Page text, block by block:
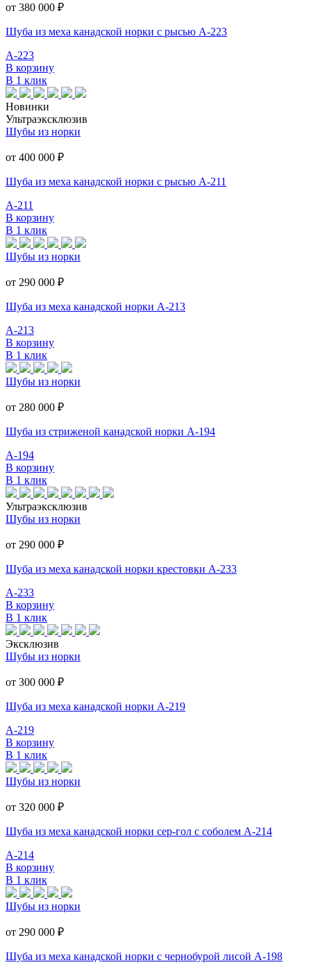
от 380 000 ₽
Шуба из меха канадской норки с рысью А-223
А-223
В корзину
В 1 клик
Новинки
Ультраэксклюзив
Шубы из норки
от 400 000 ₽
Шуба из меха канадской норки с рысью А-211
А-211
В корзину
В 1 клик
Шубы из норки
от 290 000 ₽
Шуба из меха канадской норки А-213
А-213
В корзину
В 1 клик
Шубы из норки
от 280 000 ₽
Шуба из стриженой канадской норки А-194
А-194
В корзину
В 1 клик
Ультраэксклюзив
Шубы из норки
от 290 000 ₽
Шуба из меха канадской норки крестовки А-233
А-233
В корзину
В 1 клик
Эксклюзив
Шубы из норки
от 300 000 ₽
Шуба из меха канадской норки А-219
А-219
В корзину
В 1 клик
Шубы из норки
от 320 000 ₽
Шуба из меха канадской норки сер-гол с соболем А-214
А-214
В корзину
В 1 клик
Шубы из норки
от 290 000 ₽
Шуба из меха канадской норки с чернобурой лисой А-198